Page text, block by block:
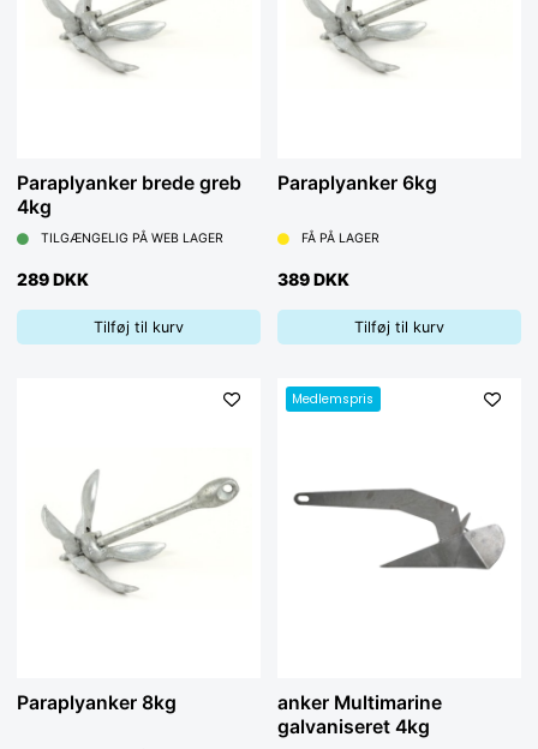
Paraplyanker brede greb
4kg
TILGÆNGELIG PÅ WEB LAGER
289 DKK
Tilføj til kurv
Paraplyanker 6kg
FÅ PÅ LAGER
389 DKK
Tilføj til kurv
Paraplyanker 8kg
Medlemspris
anker Multimarine
galvaniseret 4kg